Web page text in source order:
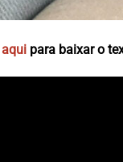
aquipara baixar o